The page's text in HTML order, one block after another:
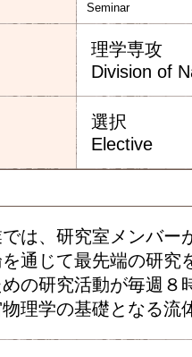
Seminar
理学専攻
Division of
選択
Elective
は、研究室メンバー
通じて最先端の研究
の研究活動が毎週８
理学の基礎となる流